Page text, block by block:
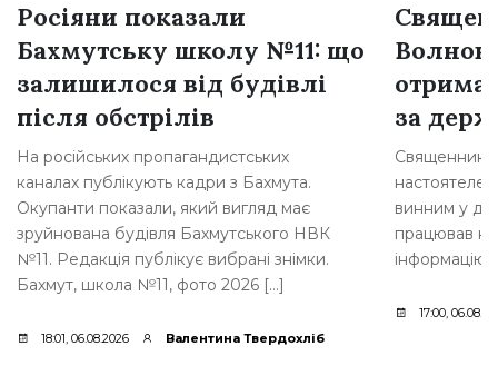
Росіяни показали
Бахмутську школу №11: що
залишилося від будівлі
після обстрілів
На російських пропагандистських
каналах публікують кадри з Бахмута.
Окупанти показали, який вигляд має
зруйнована будівля Бахмутського НВК
№11. Редакція публікує вибрані знімки.
Бахмут, школа №11, фото 2026 […]
18:01, 06.08.2026 Валентина Твердохліб
за
Священника
винним у
працював
інформацію
17:00,